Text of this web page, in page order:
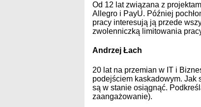
Od 12 lat związana z
Allegro i PayU. Później
pracy interesują ją przede
zwolenniczką limitowania
Andrzej Łach
20 lat na przemian w IT i
podejściem kaskadowym. Jak
są w stanie osiągnąć.
zaangażowanie).